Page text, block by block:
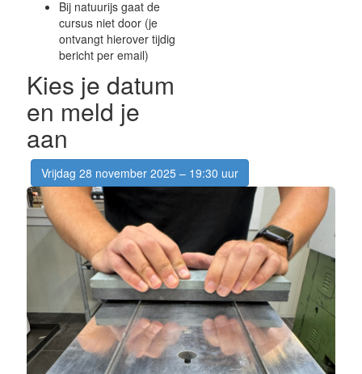
Bij natuurijs gaat de
cursus niet door (je
ontvangt hierover tijdig
bericht per email)
Kies je datum
en meld je
aan
Vrijdag 28 november 2025 – 19:30 uur